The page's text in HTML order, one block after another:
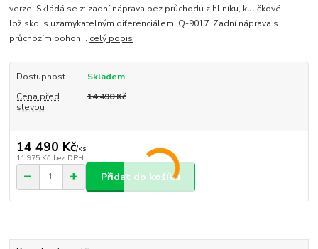
verze. Skládá se z: zadní náprava bez průchodu z hliníku, kuličkové
ložisko, s uzamykatelným diferenciálem, Q-9017. Zadní náprava s
průchozím pohon... celý popis
Dostupnost
Skladem
Cena před
slevou
14 490 Kč
14 490 Kč/ks
11 975 Kč bez DPH
Přidat do košíku